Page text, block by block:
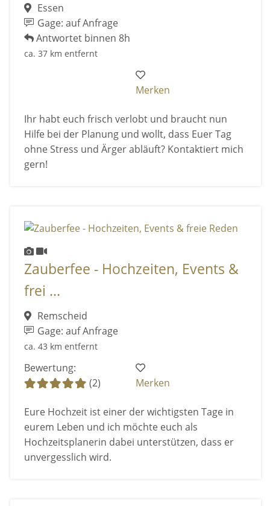
Essen
Gage: auf Anfrage
Antwortet binnen 8h
ca. 37 km entfernt
Merken
Ihr habt euch frisch verlobt und braucht nun
Hilfe bei der Planung und wollt, dass Euer Tag
ohne Stress und Ärger abläuft? Kontaktiert mich
gern!
Zauberfee - Hochzeiten, Events &
frei ...
Remscheid
Gage: auf Anfrage
ca. 43 km entfernt
Bewertung:
(2)
Merken
Eure Hochzeit ist einer der wichtigsten Tage in
eurem Leben und ich möchte euch als
Hochzeitsplanerin dabei unterstützen, dass er
unvergesslich wird.